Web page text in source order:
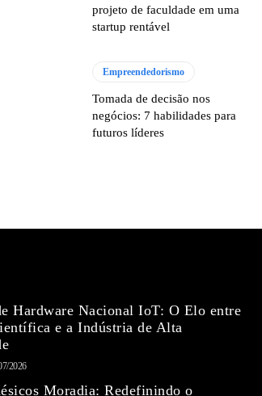
projeto de faculdade em uma
startup rentável
Empreendedorismo
Tomada de decisão nos
negócios: 7 habilidades para
futuros líderes
Hardware Nacional IoT: O Elo entre
e a Indústria de Alta
2026
Moradia: Redefinindo o